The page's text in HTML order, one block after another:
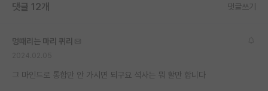
댓글 12개 댓글쓰기
멍때리는 마리 퀴리
그 마인드로 통합만 안 가시면 되구요 석사는 뭐 할만 합니다